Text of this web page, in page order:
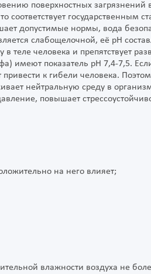
поверхностных загрязнений
государственным
допустимые нормы, вода
слабощелочной, её pH
теле человека и препятствует
имеют показатель pH 7,4-7,5.
к гибели человека.
нейтральную среду в
повышает
на него влияет;
влажности воздуха не